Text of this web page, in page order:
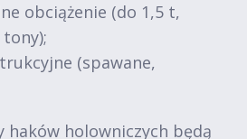
obciążenie (do 1,5 t,
(spawane,
haków holowniczych będą